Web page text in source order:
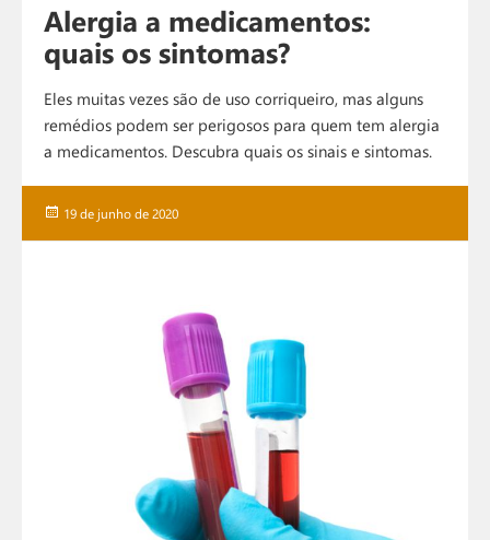
Alergia a medicamentos:
quais os sintomas?
Eles muitas vezes são de uso corriqueiro, mas alguns
remédios podem ser perigosos para quem tem alergia
a medicamentos. Descubra quais os sinais e sintomas.
Publicado
19 de junho de 2020